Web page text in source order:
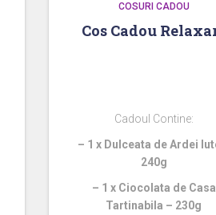
COSURI CADOU
Cos Cadou
Cadoul Contine:
– 1 x Dulceata de Ardei
240g
– 1 x Ciocolata de Casa
Tartinabila – 230g